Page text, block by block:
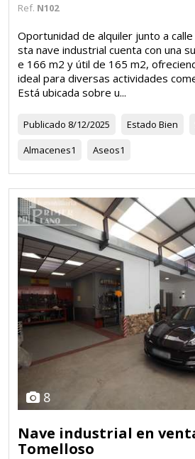
Ref. N102
Oportunidad de alquiler junto a
sta nave industrial cuenta con una
e 166 m2 y útil de 165 m2,
ideal para diversas actividades
Está ubicada sobre u...
Publicado 8/12/2025 Estado Bien
Almacenes1 Aseos1
8
Nave industrial en
Tomelloso